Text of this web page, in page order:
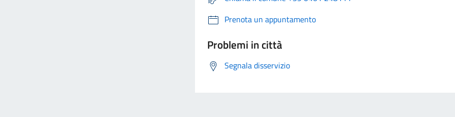
Prenota un appuntamento
Problemi in città
Segnala disservizio